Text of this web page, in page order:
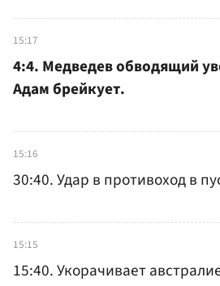
15:17
4:4. Медведев обводящий
Адам брейкует.
15:16
30:40. Удар в противоход в
15:15
15:40. Укорачивает